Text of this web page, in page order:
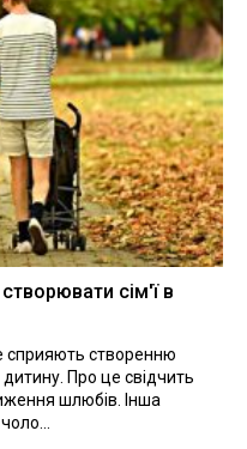
сім'ї в
сприяють створенню
Про це свідчить
шлюбів. Інша